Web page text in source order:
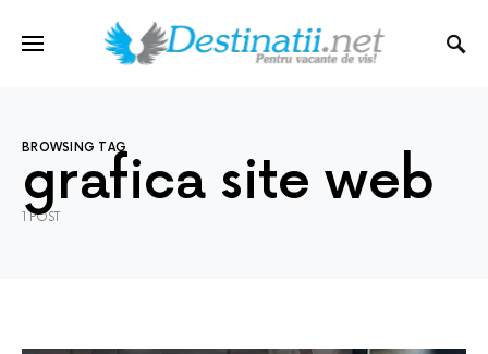
BROWSING TAG
grafica site web
1 POST